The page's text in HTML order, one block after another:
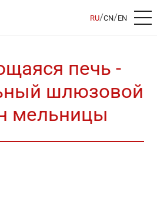
RU/CN/EN
печь -
шлюзовой
мельницы